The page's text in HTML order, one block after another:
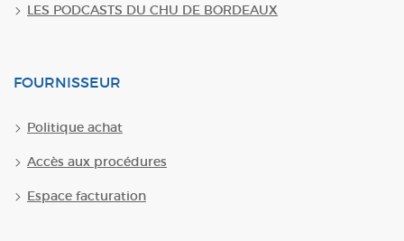
LES PODCASTS DU CHU DE BORDEAUX
FOURNISSEUR
Politique achat
Accès aux procédures
Espace facturation